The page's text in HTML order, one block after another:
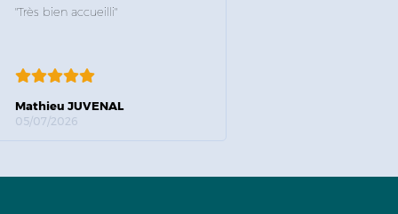
"Très bien accueilli"
Mathieu JUVENAL
05/07/2026